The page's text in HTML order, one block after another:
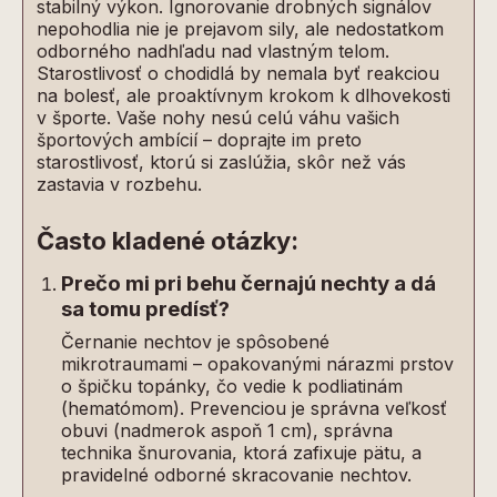
stabilný výkon. Ignorovanie drobných signálov
nepohodlia nie je prejavom sily, ale nedostatkom
odborného nadhľadu nad vlastným telom.
Starostlivosť o chodidlá by nemala byť reakciou
na bolesť, ale proaktívnym krokom k dlhovekosti
v športe. Vaše nohy nesú celú váhu vašich
športových ambícií – doprajte im preto
starostlivosť, ktorú si zaslúžia, skôr než vás
zastavia v rozbehu.
Často kladené otázky:
Prečo mi pri behu černajú nechty a dá
sa tomu predísť?
Černanie nechtov je spôsobené
mikrotraumami – opakovanými nárazmi prstov
o špičku topánky, čo vedie k podliatinám
(hematómom). Prevenciou je správna veľkosť
obuvi (nadmerok aspoň 1 cm), správna
technika šnurovania, ktorá zafixuje pätu, a
pravidelné odborné skracovanie nechtov.